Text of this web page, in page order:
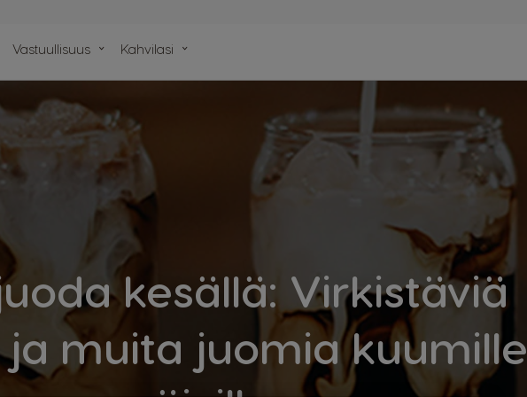
Vastuullisuus Kahvilasi
kesällä: Virkistäviä
ja muita juomia kuumille